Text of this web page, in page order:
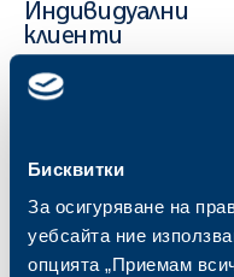
Бисквитки
За осигуряване на
уебсайта ние
опцията „Приемам
Индивидуални
клиенти
Карти
Спестявания и инвестиции
Частно банкиране
Застраховки
Актуализация на клиентски